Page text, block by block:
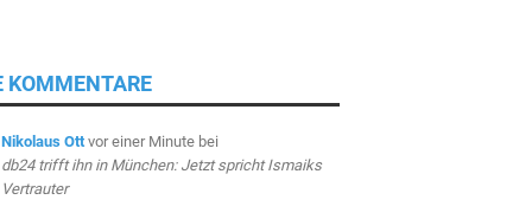
KOMMENTARE
Nikolaus Ott vor einer Minutebei
db24 trifft ihn in München: Jetzt spricht Ismaiks
Vertrauter